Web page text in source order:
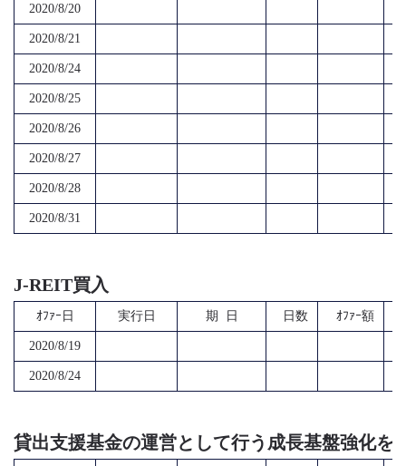
2020/8/20
2020/8/21
2020/8/24
2020/8/25
2020/8/26
2020/8/27
2020/8/28
2020/8/31
J-REIT買入
ｵﾌｧｰ日 実行日 期 日 日数 ｵﾌｧｰ額
2020/8/19
2020/8/24
貸出支援基金の運営として行う成長基盤強化を